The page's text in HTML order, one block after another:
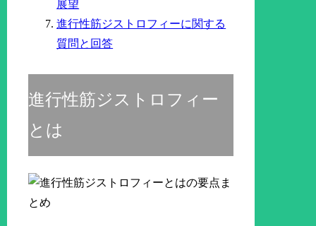
展望
進行性筋ジストロフィーに関する
質問と回答
進行性筋ジストロフィー
とは